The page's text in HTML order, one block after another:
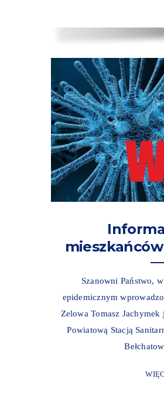
Szanowni Państwo,
epidemicznym
Zelowa Tomasz Jachymek
Powiatową Stacją